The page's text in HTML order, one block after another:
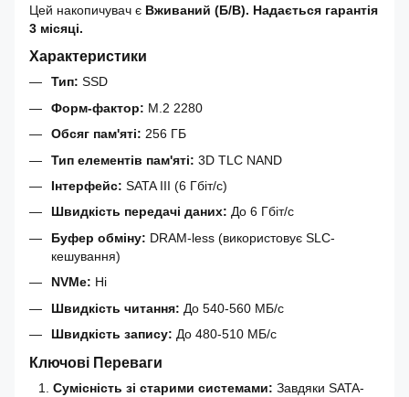
Цей накопичувач є Вживаний (Б/В). Надається гарантія
3 місяці.
Характеристики
Тип: SSD
Форм-фактор: M.2 2280
Обсяг пам'яті: 256 ГБ
Тип елементів пам'яті: 3D TLC NAND
Інтерфейс: SATA III (6 Гбіт/с)
Швидкість передачі даних: До 6 Гбіт/с
Буфер обміну: DRAM-less (використовує SLC-
кешування)
NVMe: Ні
Швидкість читання: До 540-560 МБ/с
Швидкість запису: До 480-510 МБ/с
Ключові Переваги
Сумісність зі старими системами: Завдяки SATA-